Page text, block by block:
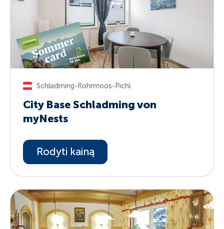
Schladming-Rohrmoos-Pichl
City Base Schladming von
myNests
Rodyti kainą